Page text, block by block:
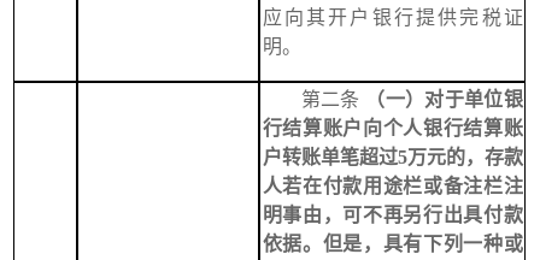
应向其开户银行提供完税证
明。
第二条
（一）对于单位银
行结算账户向个人银行结算账
户转账单笔超过5万元的，存款
人若在付款用途栏或备注栏注
明事由，可不再另行出具付款
依据。但是，具有下列一种或